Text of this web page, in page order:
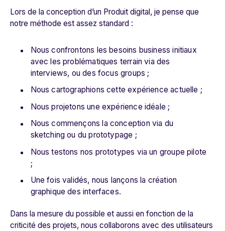
Lors de la conception d’un Produit digital, je pense que
notre méthode est assez standard :
Nous confrontons les besoins business initiaux
avec les problématiques terrain via des
interviews, ou des focus groups ;
Nous cartographions cette expérience actuelle ;
Nous projetons une expérience idéale ;
Nous commençons la conception via du
sketching ou du prototypage ;
Nous testons nos prototypes via un groupe pilote
;
Une fois validés, nous lançons la création
graphique des interfaces.
Dans la mesure du possible et aussi en fonction de la
criticité des projets, nous collaborons avec des utilisateurs